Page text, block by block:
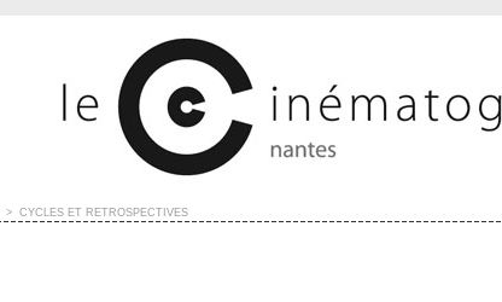
> CYCLES ET RÉTROSPECTIVES